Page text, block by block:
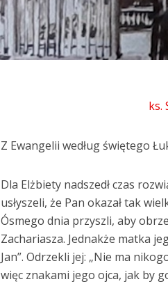
ks.
Z Ewangelii według świętego
Dla Elżbiety nadszedł czas
usłyszeli, że Pan okazał tak
Ósmego dnia przyszli, aby
Zachariasza. Jednakże matka
Jan”. Odrzekli jej: „Nie ma
więc znakami jego ojca, jak by